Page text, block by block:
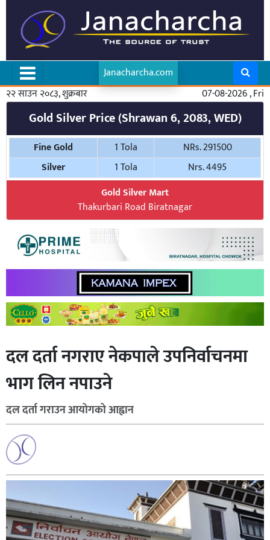
Janacharcha.com
२२ साउन २०८३, शुक्रबार
07-08-2026 , Fri
Gold Silver Price (Shrawan 6, 2083, WED)
Fine Gold 1 Tola
NRs. 291500
Silver
1 Tola
Nrs. 4495
Gold Silver Mart
Thakurbari Road Biratnagar
दल दर्ता नगराए नेकपाले उपनिर्वाचनमा
भाग लिन नपाउने
दल दर्ता गराउन आयोगको आह्वान